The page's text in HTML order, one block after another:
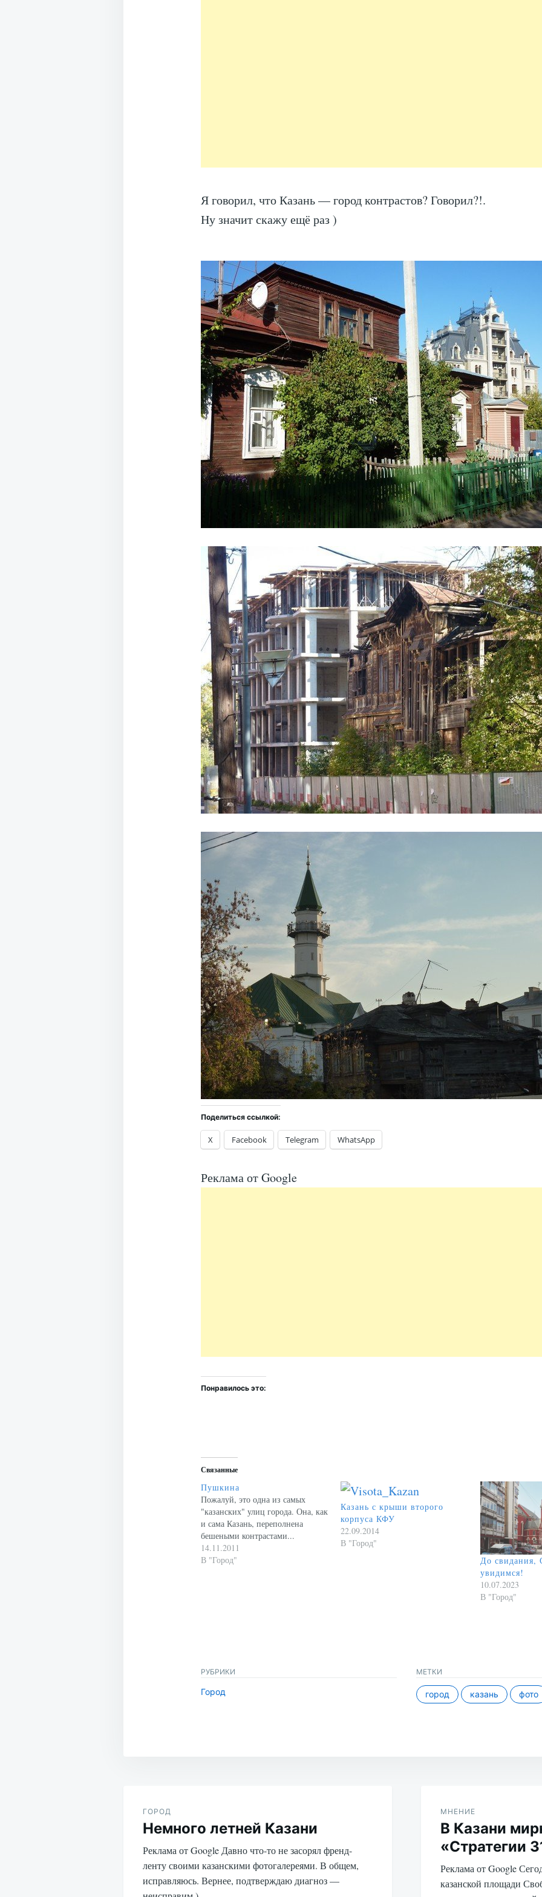
Я говорил, что Казань — город контрастов? Говорил?!.
Ну значит скажу ещё раз )
Поделиться ссылкой:
X Facebook Telegram WhatsApp
Реклама от Google
Понравилось это:
Связанные
Пушкина
Пожалуй, это одна из самых
"казанских" улиц города. Она, как
и сама Казань, переполнена
бешеными контрастами...
14.11.2011
В "Город"
Казань с крыши второго
корпуса КФУ
22.09.2014
В "Город"
До свидания,
увидимся!
10.07.2023
В "Город"
РУБРИКИ
Город
МЕТКИ
город казань фото
по
записям
ГОРОД
Немного летней Казани
Реклама от Google Давно что-то не засорял френд-
ленту своими казанскими фотогалереями. В общем,
исправляюсь. Вернее, подтверждаю диагноз —
МНЕНИЕ
В Казани
«Стратегии
Реклама от Google
казанской площади